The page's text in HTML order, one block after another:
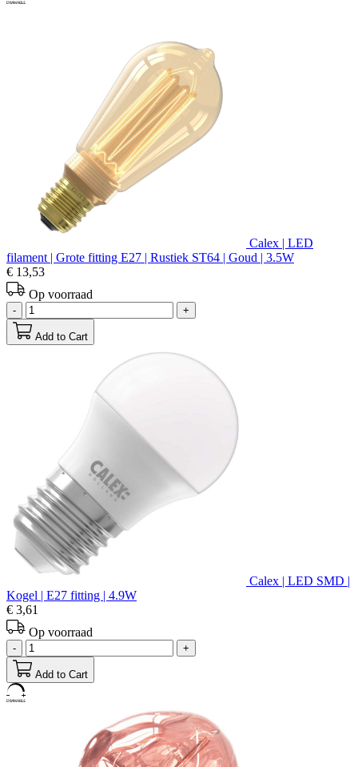
Calex | LED
filament | Grote fitting E27 | Rustiek ST64 | Goud | 3.5W
€ 13,53
Op voorraad
- +
Add to Cart
Calex | LED SMD |
Kogel | E27 fitting | 4.9W
€ 3,61
Op voorraad
- +
Add to Cart